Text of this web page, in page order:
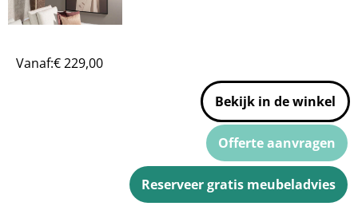
Vanaf:€229,00
Bekijk in de winkel
Offerte aanvragen
Reserveer gratis meubeladvies